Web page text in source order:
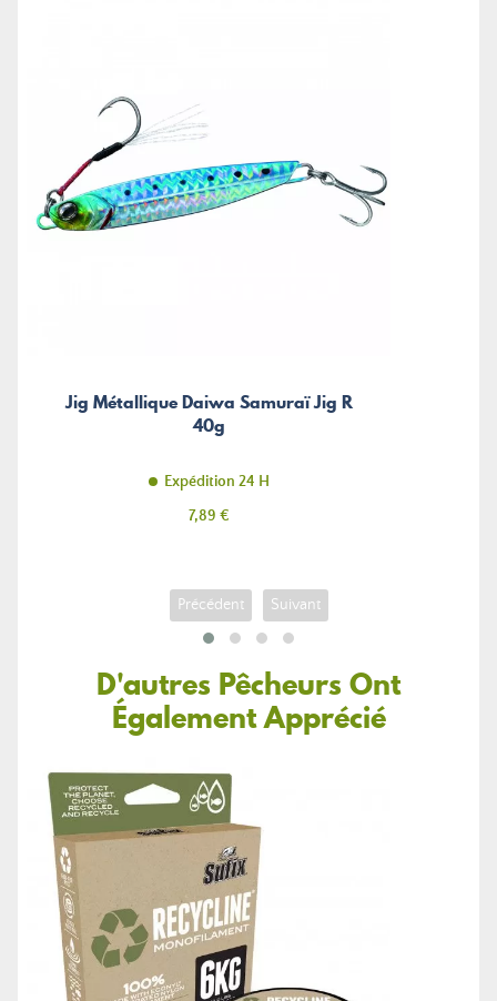
Jig Métallique Daiwa Samuraï Jig R
40g
Expédition 24 H
Prix
7,89 €
Précédent Suivant
D'autres Pêcheurs Ont
Également Apprécié